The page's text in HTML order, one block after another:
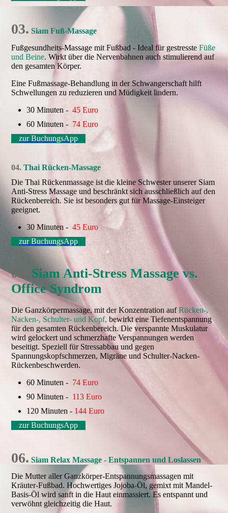
03. Siam Fuß-Massage
Fußgesundheits-Massage mit Fußbad - Ideal für gestressteFüße
und Beine. Wirkt über die Nervenbahnen auch stimulierend auf
den gesamten Körper.
Eine Fußmassage-Behandlung in der Schwangerschaft hilft
Schwellungen zu reduzieren und Müdigkeit lindern.
30 Minuten -45 Euro
60 Minuten - 74 Euro
zur BuchungsApp
04. Thai Rücken-Massage
Die Thai Rückenmassage ist die kleine Schwester unserer Siam
Anti-Stress Massage und beschränkt sich ausschließlich auf den
Rückenbereich. Sie ist besonders gut für Massage-Einsteiger
geeignet.
30 Minuten -45 Euro
zur BuchungsApp
05.
Siam Anti-Stress Massage vs.
Office Syndrom
Die Ganzkörpermassage, mit der Konzentration aufRücken-,
Nacken-, Schulter- und Kopf, bewirkt eine Tiefenentspannung
für den gesamten Rückenbereich. Die verspannte Muskulatur
wird gelockert und schmerzhafte Verspannungen werden
beseitigt. Speziell für Stressabbau und gegen
Spannungskopfschmerzen, Migräne und Schulter-Nacken-
Rückenbeschwerden.
60 Minuten - 74 Euro
90 Minuten - 113 Euro
120 Minuten - 144 Euro
zur BuchungsApp
06. Siam Relax Massage - Entspannen und Loslassen
Die Mutter aller Ganzkörper-Entspannungsmassagen mit
Kräuter-Fußbad. Hochwertiges Jojoba-Öl, gemixt mit Mandel-
Basis-Öl wird sanft in die Haut einmassiert. Es entspannt und
verwöhnt gleichzeitig die Haut.